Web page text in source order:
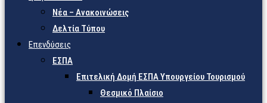
Νέα – Ανακοινώσεις
Δελτία Τύπου
Επενδύσεις
ΕΣΠΑ
Επιτελική Δομή ΕΣΠΑ Υπουργείου Τουρισμού
Θεσμικό Πλαίσιο